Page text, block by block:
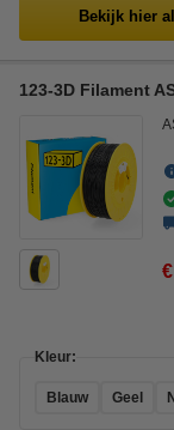
Bekijk hier
123-3D Filament
Kleur:
Blauw Geel